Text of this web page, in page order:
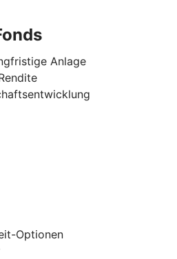
Anlage
Optionen